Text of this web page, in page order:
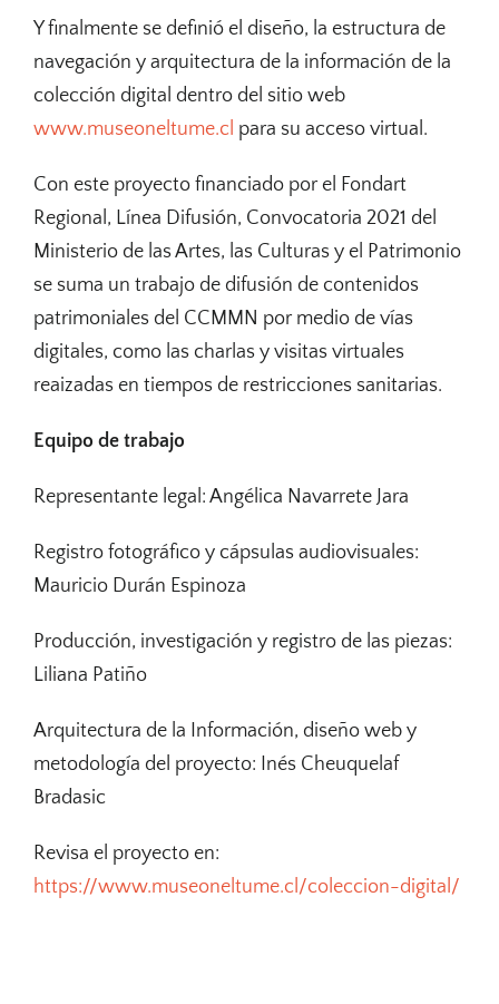
Y finalmente se definió el diseño, la estructura de
navegación y arquitectura de la información de la
colección digital dentro del sitio web
www.museoneltume.cl para su acceso virtual.
Con este proyecto financiado por el Fondart
Regional, Línea Difusión, Convocatoria 2021 del
Ministerio de las Artes, las Culturas y el Patrimonio
se suma un trabajo de difusión de contenidos
patrimoniales del CCMMN por medio de vías
digitales, como las charlas y visitas virtuales
reaizadas en tiempos de restricciones sanitarias.
Equipo de trabajo
Representante legal: Angélica Navarrete Jara
Registro fotográfico y cápsulas audiovisuales:
Mauricio Durán Espinoza
Producción, investigación y registro de las piezas:
Liliana Patiño
Arquitectura de la Información, diseño web y
metodología del proyecto: Inés Cheuquelaf
Bradasic
Revisa el proyecto en:
https://www.museoneltume.cl/coleccion-digital/